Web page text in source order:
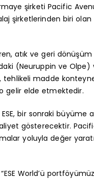
şirketi Pacific
şirketlerinden biri olan
atık ve geri
(Neuruppin ve
madde
gelir elde etmektedir.
bir sonraki büyüme
gösterecektir.
yoluyla değer
World’ü